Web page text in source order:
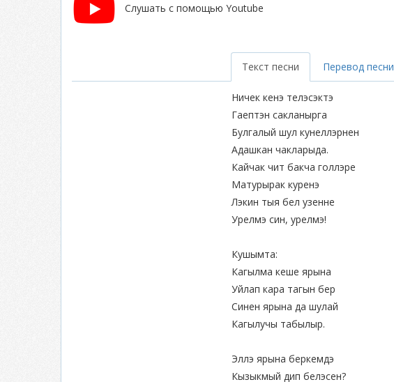
Слушать с помощью Youtube
Текст песни Перевод песни
Ничек кенэ телэсэктэ
Гаептэн сакланырга
Булгалый шул кунеллэрнен
Адашкан чакларыда.
Кайчак чит бакча голлэре
Матурырак куренэ
Лэкин тыя бел узенне
Урелмэ син, урелмэ!
Кушымта:
Кагылма кеше ярына
Уйлап кара тагын бер
Синен ярына да шулай
Кагылучы табылыр.
Эллэ ярына беркемдэ
Кызыкмый дип белэсен?